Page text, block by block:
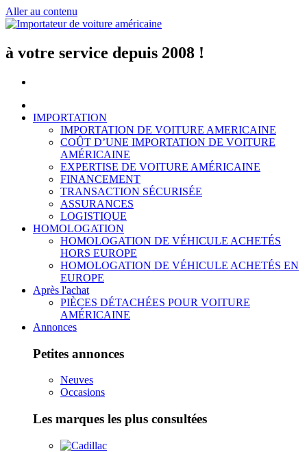
Aller au contenu
à votre service depuis 2008 !
IMPORTATION
IMPORTATION DE VOITURE AMERICAINE
COÛT D’UNE IMPORTATION DE VOITURE
AMÉRICAINE
EXPERTISE DE VOITURE AMÉRICAINE
FINANCEMENT
TRANSACTION SÉCURISÉE
ASSURANCES
LOGISTIQUE
HOMOLOGATION
HOMOLOGATION DE VÉHICULE ACHETÉS
HORS EUROPE
HOMOLOGATION DE VÉHICULE ACHETÉS EN
EUROPE
Après l'achat
PIÈCES DÉTACHÉES POUR VOITURE
AMÉRICAINE
Annonces
Petites annonces
Neuves
Occasions
Les marques les plus consultées